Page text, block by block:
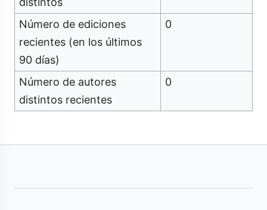
Número de ediciones
recientes (en los últimos
90 días)
0
Número de autores
distintos recientes
0